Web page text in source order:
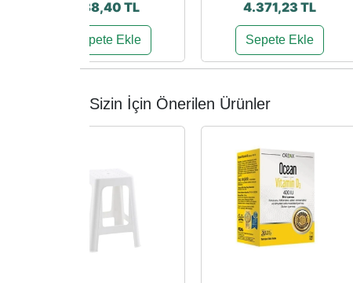
488,40 TL
Sepete Ekle
4.371,23 TL
Sepete Ekle
Sizin İçin Önerilen Ürünler